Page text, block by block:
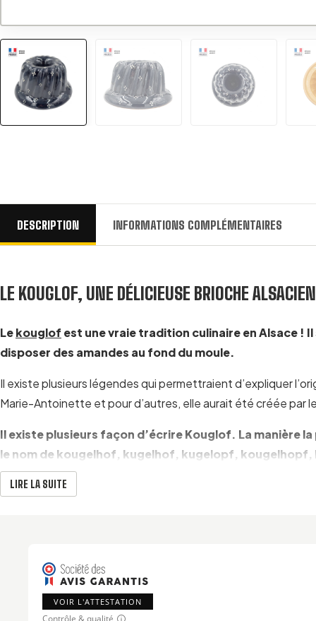
DESCRIPTION INFORMATIONS COMPLÉMENTAIRES
LE KOUGLOF, UNE DÉLICIEUSE BRIOCHE
Lekouglof est une vraie tradition culinaire en Alsace !
disposer des amandes au fond du moule.
Il existe plusieurs légendes qui permettraient d’expliquer
Marie-Antoinette et pour d’autres, elle aurait été créée par
Il existe plusieurs façon d’écrire Kouglof. La manière
le nom de kougelhof, kugelhof, kugelopf,
Vous pouvez consommer le Kouglof aussi bien sucré que salé.
Ce moule en terre cuite émaillée est peint à la main à
Sa forme spécifique haute, cannelée et creusée en son
LIRE LA SUITE
VOIR L'ATTESTATION
Contrôle & qualité